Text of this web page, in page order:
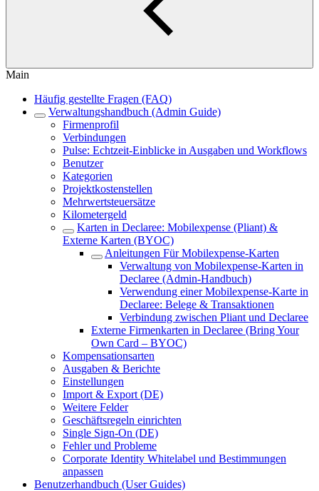
Main
Häufig gestellte Fragen (FAQ)
Verwaltungshandbuch (Admin Guide)
Firmenprofil
Verbindungen
Pulse: Echtzeit-Einblicke in Ausgaben und Workflows
Benutzer
Kategorien
Projektkostenstellen
Mehrwertsteuersätze
Kilometergeld
Karten in Declaree: Mobilexpense (Pliant) &
Externe Karten (BYOC)
Anleitungen Für Mobilexpense-Karten
Verwaltung von Mobilexpense-Karten in
Declaree (Admin-Handbuch)
Verwendung einer Mobilexpense-Karte in
Declaree: Belege & Transaktionen
Verbindung zwischen Pliant und Declaree
Externe Firmenkarten in Declaree (Bring Your
Own Card – BYOC)
Kompensationsarten
Ausgaben & Berichte
Einstellungen
Import & Export (DE)
Weitere Felder
Geschäftsregeln einrichten
Single Sign-On (DE)
Fehler und Probleme
Corporate Identity Whitelabel und Bestimmungen
anpassen
Benutzerhandbuch (User Guides)